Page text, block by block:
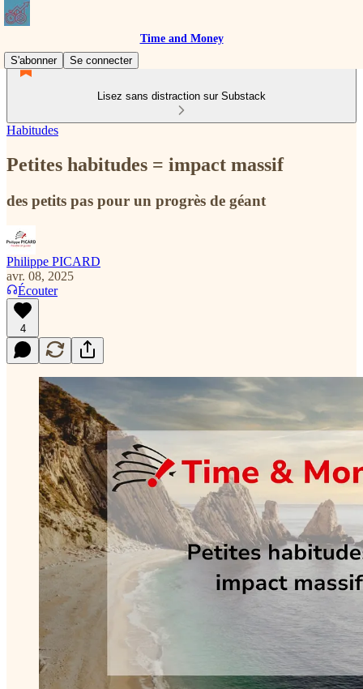
Time and Money
S'abonner
Se connecter
Lisez sans distraction sur Substack
Habitudes
Petites habitudes = impact massif
des petits pas pour un progrès de géant
Philippe PICARD
avr. 08, 2025
Écouter
4